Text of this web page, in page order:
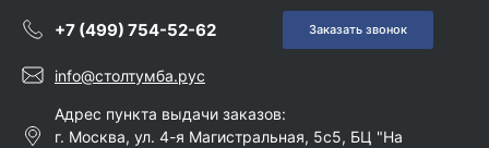
+7 (499) 754-52-62 Заказать звонок
info@столтумба.рус
Адрес пункта выдачи заказов:
г. Москва, ул. 4-я Магистральная, 5с5, БЦ "На